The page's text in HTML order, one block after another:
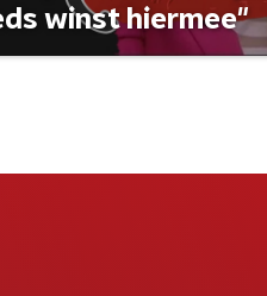
winst hiermee"